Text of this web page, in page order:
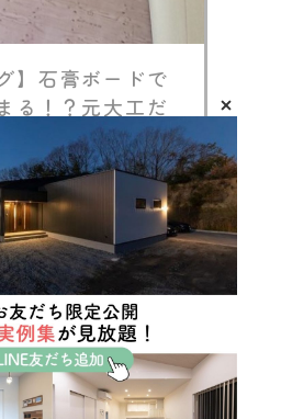
】石膏ボードで
る！？元大工だ